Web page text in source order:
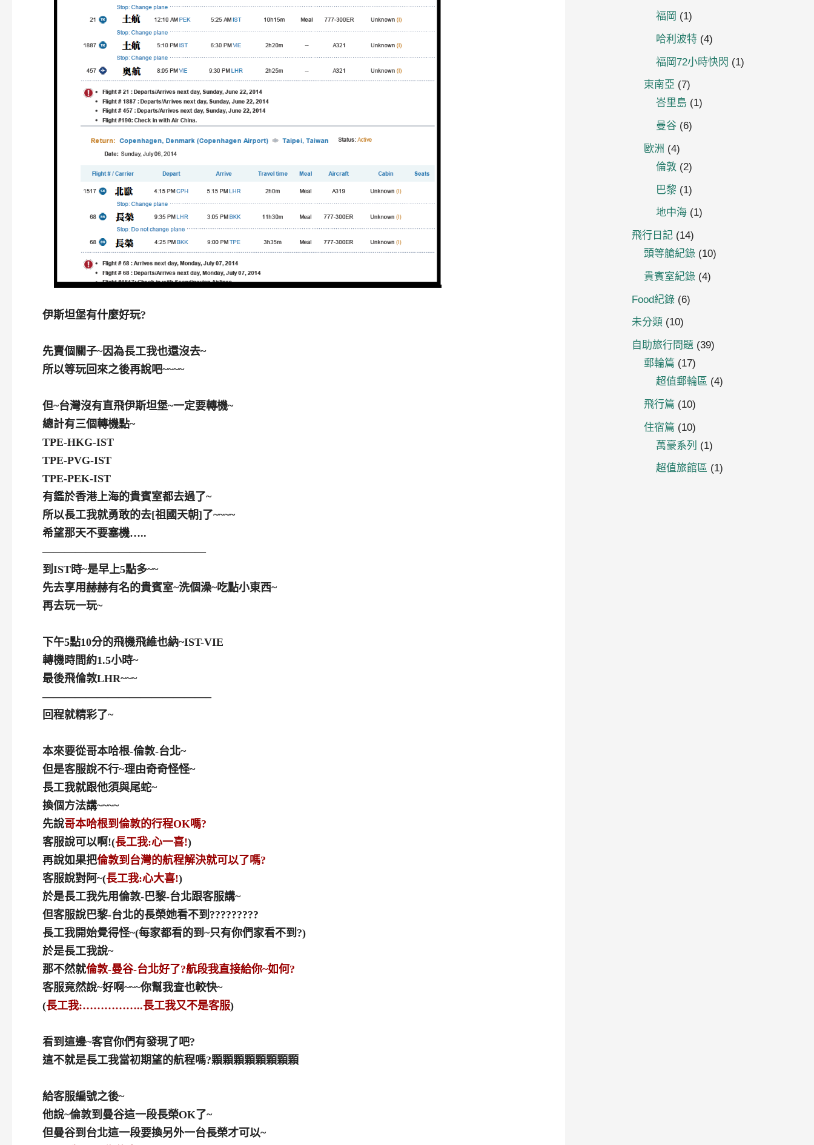
伊斯坦堡有什麼好玩?
先賣個關子~因為長工我也還沒去~
所以等玩回來之後再說吧~~~~
但~台灣沒有直飛伊斯坦堡~一定要轉機~
總計有三個轉機點~
TPE-HKG-IST
TPE-PVG-IST
TPE-PEK-IST
有鑑於香港上海的貴賓室都去過了~
所以長工我就勇敢的去[祖國天朝]了~~~~
希望那天不要塞機…..
———————————————
到IST時~是早上5點多~~
先去享用赫赫有名的貴賓室~洗個澡~吃點小東西~
再去玩一玩~
下午5點10分的飛機飛維也納~IST-VIE
轉機時間約1.5小時~
最後飛倫敦LHR~~~
———————————————–
回程就精彩了~
本來要從哥本哈根-倫敦-台北~
但是客服說不行~理由奇奇怪怪~
長工我就跟他須與尾蛇~
換個方法講~~~~
先說哥本哈根到倫敦的行程OK嗎?
客服說可以啊!(長工我:心一喜!)
再說如果把倫敦到台灣的航程解決就可以了嗎?
客服說對阿~(長工我:心大喜!)
於是長工我先用倫敦-巴黎-台北跟客服講~
但客服說巴黎-台北的長榮她看不到?????????
長工我開始覺得怪~(每家都看的到~只有你們家看不到?)
於是長工我說~
那不然就倫敦-曼谷-台北好了?航段我直接給你~如何?
客服竟然說~好啊~~~你幫我查也較快~
(長工我:……………..長工我又不是客服)
看到這邊~客官你們有發現了吧?
這不就是長工我當初期望的航程嗎?顆顆顆顆顆顆顆顆
給客服編號之後~
他說~倫敦到曼谷這一段長榮OK了~
但曼谷到台北這一段要換另外一台長榮才可以~
福岡 (1)
哈利波特(4)
福岡72小時快閃 (1)
東南亞 (7)
峇里島 (1)
曼谷 (6)
歐洲 (4)
倫敦(2)
巴黎(1)
地中海(1)
飛行日記(14)
頭等艙紀錄(10)
貴賓室紀錄(4)
Food紀錄(6)
未分類 (10)
自助旅行問題 (39)
郵輪篇(17)
超值郵輪區 (4)
飛行篇(10)
住宿篇(10)
萬豪系列 (1)
超值旅館區 (1)